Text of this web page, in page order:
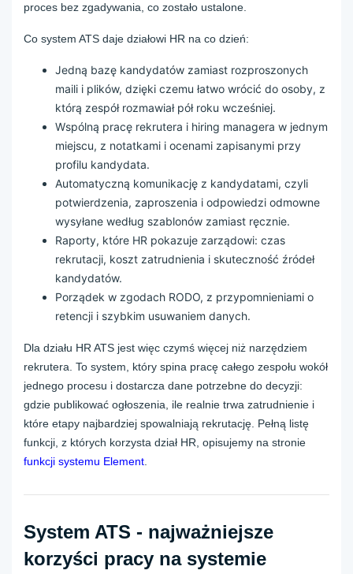
proces bez zgadywania, co zostało ustalone.
Co system ATS daje działowi HR na co dzień:
Jedną bazę kandydatów zamiast rozproszonych
maili i plików, dzięki czemu łatwo wrócić do osoby, z
którą zespół rozmawiał pół roku wcześniej.
Wspólną pracę rekrutera i hiring managera w jednym
miejscu, z notatkami i ocenami zapisanymi przy
profilu kandydata.
Automatyczną komunikację z kandydatami, czyli
potwierdzenia, zaproszenia i odpowiedzi odmowne
wysyłane według szablonów zamiast ręcznie.
Raporty, które HR pokazuje zarządowi: czas
rekrutacji, koszt zatrudnienia i skuteczność źródeł
kandydatów.
Porządek w zgodach RODO, z przypomnieniami o
retencji i szybkim usuwaniem danych.
Dla działu HR ATS jest więc czymś więcej niż narzędziem
rekrutera. To system, który spina pracę całego zespołu wokół
jednego procesu i dostarcza dane potrzebne do decyzji:
gdzie publikować ogłoszenia, ile realnie trwa zatrudnienie i
które etapy najbardziej spowalniają rekrutację. Pełną listę
funkcji, z których korzysta dział HR, opisujemy na stronie
funkcji systemu Element.
System ATS - najważniejsze
korzyści pracy na systemie